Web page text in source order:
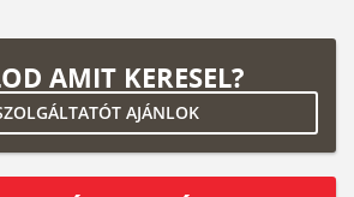
AMIT KERESEL?
AJÁNLOK